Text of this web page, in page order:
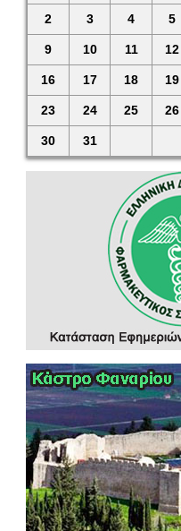
2 3 4 5
9 10 11 12
16 17 18 19
23 24 25 26
30 31